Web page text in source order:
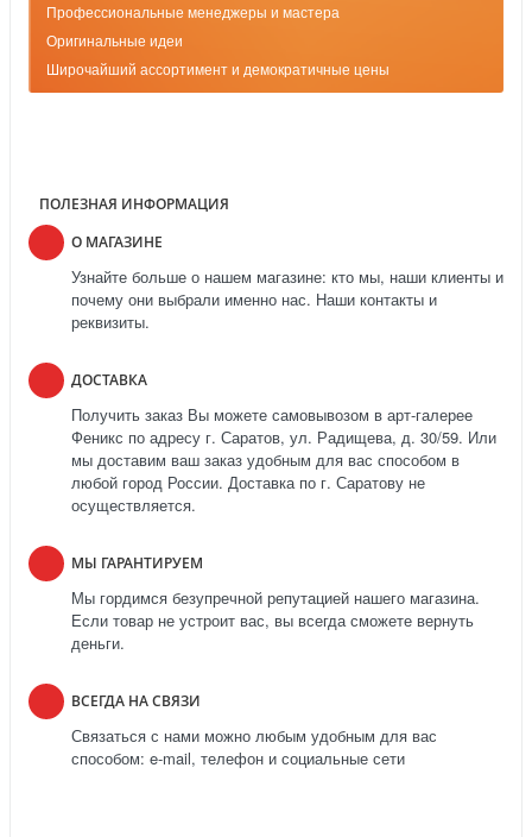
Профессиональные менеджеры и мастера
Оригинальные идеи
Широчайший ассортимент и демократичные цены
ПОЛЕЗНАЯ ИНФОРМАЦИЯ
О МАГАЗИНЕ
Узнайте больше о нашем магазине: кто мы, наши клиенты и
почему они выбрали именно нас. Наши контакты и
реквизиты.
ДОСТАВКА
Получить заказ Вы можете самовывозом в арт-галерее
Феникс по адресу г. Саратов, ул. Радищева, д. 30/59. Или
мы доставим ваш заказ удобным для вас способом в
любой город России. Доставка по г. Саратову не
осуществляется.
МЫ ГАРАНТИРУЕМ
Мы гордимся безупречной репутацией нашего магазина.
Если товар не устроит вас, вы всегда сможете вернуть
деньги.
ВСЕГДА НА СВЯЗИ
Связаться с нами можно любым удобным для вас
способом: e-mail, телефон и социальные сети